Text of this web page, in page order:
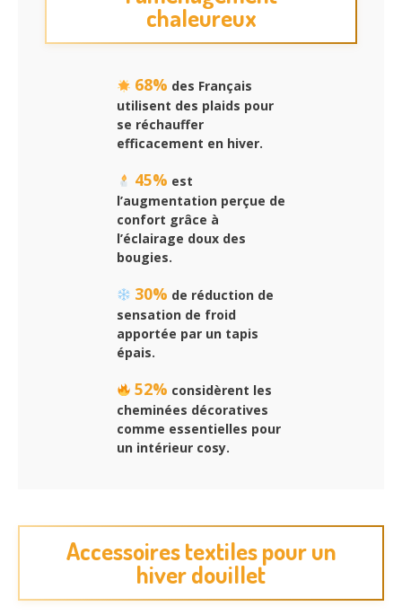
chaleureux
68% des Français
utilisent des plaids pour
se réchauffer
efficacement en hiver.
45% est
l’augmentation perçue de
confort grâce à
l’éclairage doux des
bougies.
30% de réduction de
sensation de froid
apportée par un tapis
épais.
52% considèrent les
cheminées décoratives
comme essentielles pour
un intérieur cosy.
Accessoires textiles pour un
hiver douillet